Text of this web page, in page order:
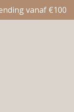
vanaf €100